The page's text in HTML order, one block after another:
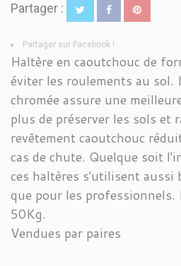
Partager :
Partager sur Facebook !
Haltère en caoutchouc de
éviter les roulements au sol.
chromée assure une
plus de préserver les sols et
revêtement caoutchouc
cas de chute. Quelque soit
ces haltères s'utilisent aussi
que pour les professionnels.
50Kg.
Vendues par paires